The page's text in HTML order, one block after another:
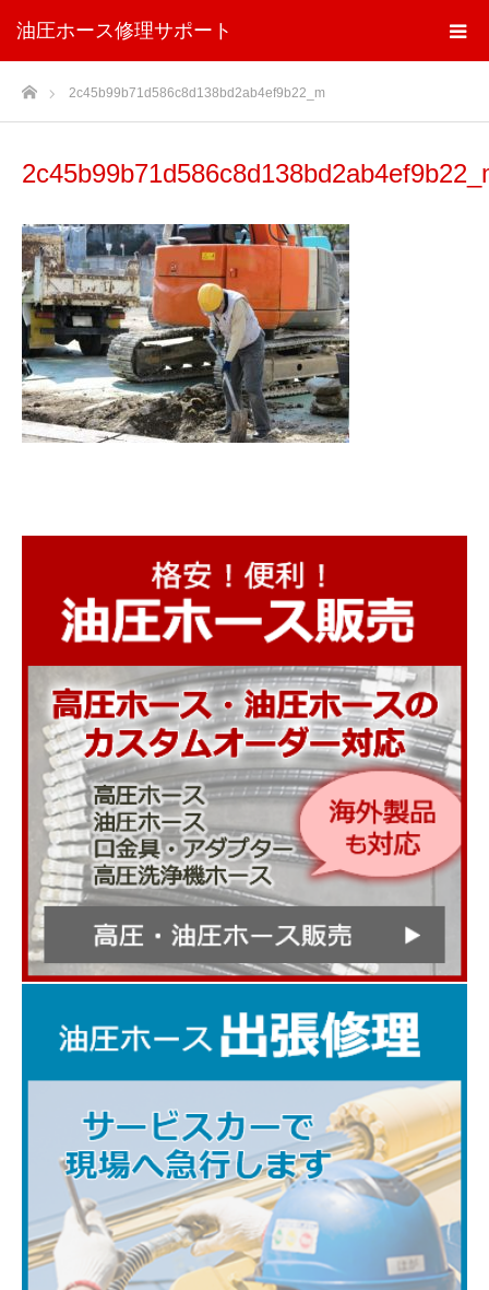
油圧ホース修理サポート
ホーム2c45b99b71d586c8d138bd2ab4ef9b22_m